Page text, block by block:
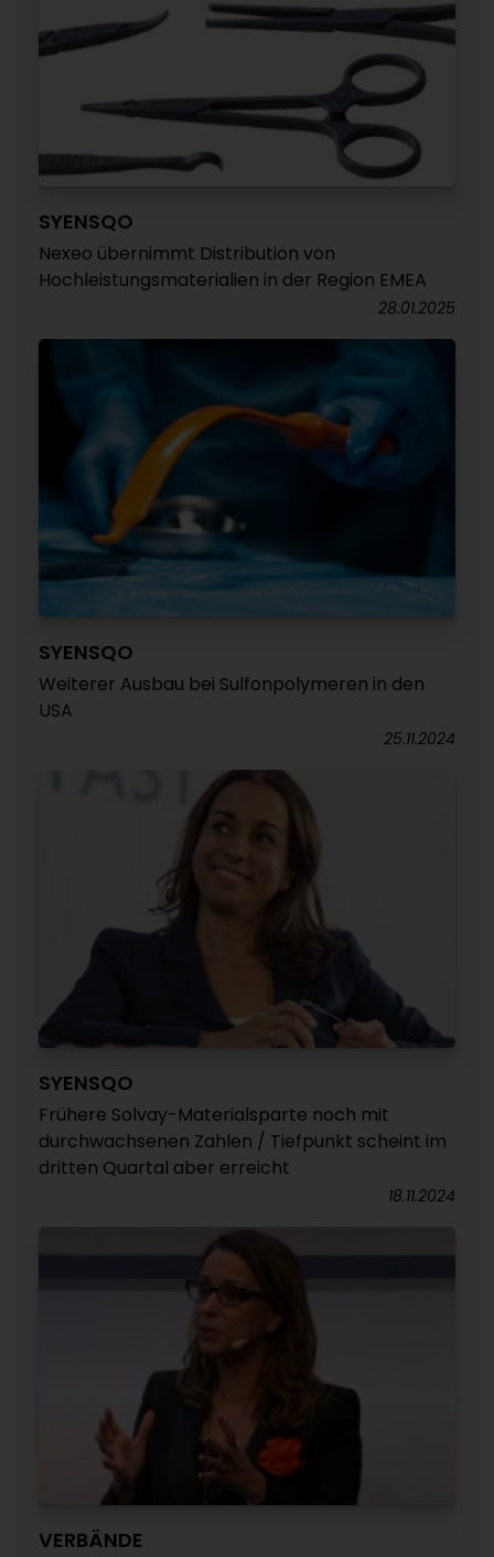
SYENSQO
Nexeo übernimmt Distribution von
Hochleistungsmaterialien in der Region EMEA
28.01.2025
SYENSQO
Weiterer Ausbau bei Sulfonpolymeren in den
USA
25.11.2024
SYENSQO
Frühere Solvay-Materialsparte noch mit
durchwachsenen Zahlen / Tiefpunkt scheint im
dritten Quartal aber erreicht
18.11.2024
VERBÄNDE